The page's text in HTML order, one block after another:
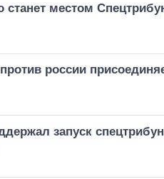
станет местом
россии
запуск